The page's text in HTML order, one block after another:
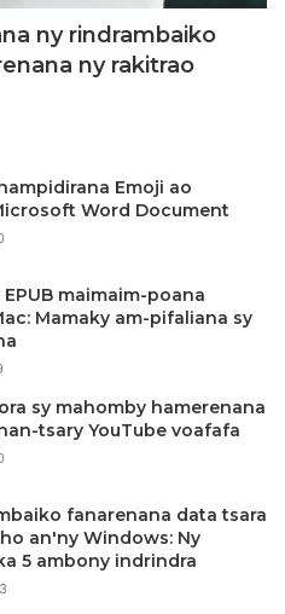
ny rindrambaiko
ny rakitrao
Emoji ao
Word Document
maimaim-poana
Mamaky am-pifaliana sy
sy mahomby hamerenana
tsary YouTube voafafa
fanarenana data tsara
an'ny Windows: Ny
5 ambony indrindra